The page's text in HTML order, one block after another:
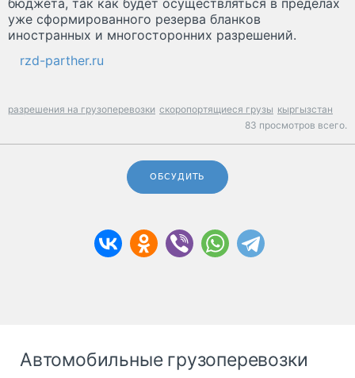
бюджета, так как будет осуществляться в пределах
уже сформированного резерва бланков
иностранных и многосторонних разрешений.
rzd-parther.ru
разрешения на грузоперевозки скоропортящиеся грузы кыргызстан
83 просмотров всего.
ОБСУДИТЬ
Автомобильные грузоперевозки